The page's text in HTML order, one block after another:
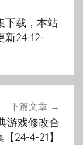
下载，本站
新24-12-
下篇文章
游戏修改合
【24-4-21】